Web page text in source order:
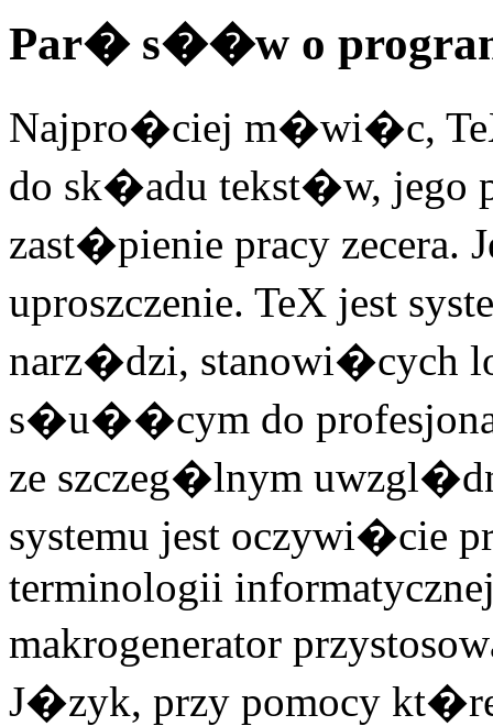
Par� s��w o
Najpro�ciej m�wi�c,
do sk�adu tekst�w,
zast�pienie pracy zecera.
uproszczenie. TeX jest
narz�dzi,
s�u��cym do
ze szczeg�lnym
systemu jest oczywi�cie
terminologii
makrogenerator
J�zyk, przy pomocy